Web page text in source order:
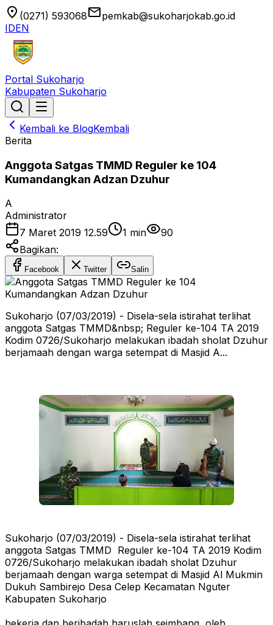
location_on (0271) 593068emailpemkab@sukoharjokab.go.id
IDEN
Portal Sukoharjo
Kabupaten Sukoharjo
Kembali ke BlogKembali
Berita
Anggota Satgas TMMD Reguler ke 104
Kumandangkan Adzan Dzuhur
A
Administrator
7 Maret 2019 12.59
1 min
90
Bagikan:
Facebook Twitter Salin
Sukoharjo (07/03/2019) - Disela-sela istirahat terlihat
anggota Satgas TMMD&nbsp; Reguler ke-104 TA 2019
Kodim 0726/Sukoharjo melakukan ibadah sholat Dzuhur
berjamaah dengan warga setempat di Masjid A...
Sukoharjo (07/03/2019) - Disela-sela istirahat terlihat
anggota Satgas TMMD Reguler ke-104 TA 2019 Kodim
0726/Sukoharjo melakukan ibadah sholat Dzuhur
berjamaah dengan warga setempat di Masjid Al Mukmin
Dukuh Sambirejo Desa Celep Kecamatan Nguter
Kabupaten Sukoharjo